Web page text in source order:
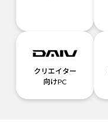
クリエイター
向けPC